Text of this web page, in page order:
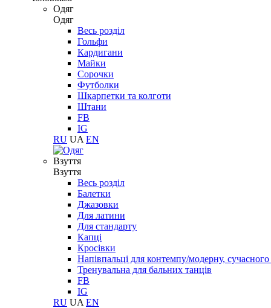
Одяг
Одяг
Весь розділ
Гольфи
Кардигани
Майки
Сорочки
Футболки
Шкарпетки та колготи
Штани
FB
IG
RU UA EN
Взуття
Взуття
Весь розділ
Балетки
Джазовки
Для латини
Для стандарту
Капці
Кросівки
Напівпальці для контемпу/модерну,
Тренувальна для бальних танців
FB
IG
RU UA EN